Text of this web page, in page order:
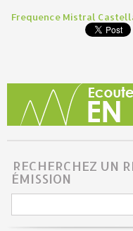
Frequence Mistral
RECHERCHEZ UN
ÉMISSION